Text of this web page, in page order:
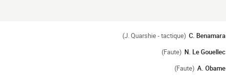
C. Benamara
(J. Quarshie - tactique)
N. Le Gouellec
(Faute)
A. Obame
(Faute)